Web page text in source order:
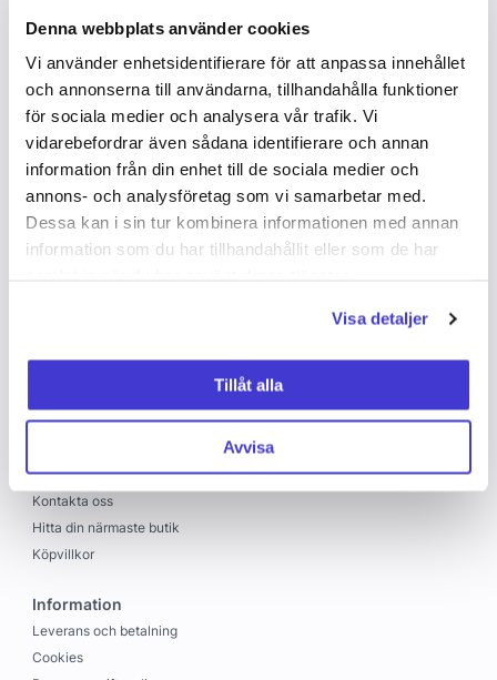
Denna webbplats använder cookies
Vi använder enhetsidentifierare för att anpassa innehållet
och annonserna till användarna, tillhandahålla funktioner
för sociala medier och analysera vår trafik. Vi
vidarebefordrar även sådana identifierare och annan
information från din enhet till de sociala medier och
annons- och analysföretag som vi samarbetar med.
Dessa kan i sin tur kombinera informationen med annan
information som du har tillhandahållit eller som de har
Visa detaljer
Tillåt alla
Avvisa
Vendre
C&C
Jobba hos oss
Kontakta oss
Hitta din närmaste butik
Köpvillkor
Information
Leverans och betalning
Cookies